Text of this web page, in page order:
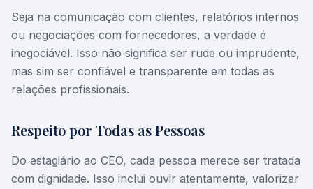
Seja na comunicação com clientes, relatórios internos
ou negociações com fornecedores, a verdade é
inegociável. Isso não significa ser rude ou imprudente,
mas sim ser confiável e transparente em todas as
relações profissionais.
Respeito por Todas as Pessoas
Do estagiário ao CEO, cada pessoa merece ser tratada
com dignidade. Isso inclui ouvir atentamente, valorizar